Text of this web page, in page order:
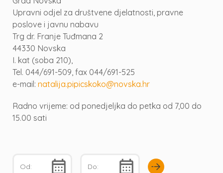
Upravni odjel za društvene djelatnosti, pravne
poslove i javnu nabavu
Trg dr. Franje Tuđmana 2
44330 Novska
I. kat (soba 210),
Tel. 044/691-509, fax 044/691-525
e-mail: natalija.pipicskoko@novska.hr
Radno vrijeme: od ponedjeljka do petka od 7,00 do
15.00 sati